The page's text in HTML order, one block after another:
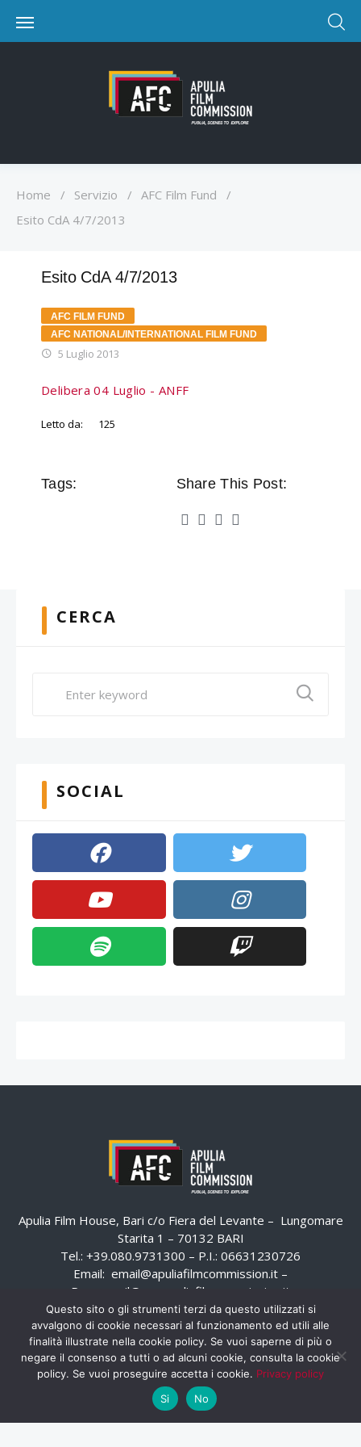
Home / Servizio / AFC Film Fund
/
Esito CdA 4/7/2013
Esito CdA 4/7/2013
AFC FILM FUND
AFC NATIONAL/INTERNATIONAL FILM FUND
5 Luglio 2013
Delibera 04 Luglio - ANFF
Letto da: 125
Tags: Share This Post:
CERCA
SOCIAL
Apulia Film House, Bari c/o Fiera del Levante – Lungomare
Starita 1 – 70132 BARI
Tel.: +39.080.9731300 – P.I.: 06631230726
Email: email@apuliafilmcommission.it –
Pec:
email@pec.apuliafilmcommission.it
Questo sito o gli strumenti terzi da questo utilizzati si
avvalgono di cookie necessari al funzionamento ed utili alle
finalità illustrate nella cookie policy. Se vuoi saperne di più o
negare il consenso a tutti o ad alcuni cookie, consulta la cookie
policy. Se vuoi proseguire accetta i cookie. Privacy policy
Si
No